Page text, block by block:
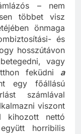
– nem
többet visz
önmaga
és
hosszútávon
vagy
feküdni a
egy főállású
számlával
viszont
kihozott nettó
horribilis